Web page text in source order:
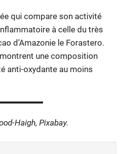
qui compare son activité
à celle du très
d’Amazonie le Forastero.
une composition
anti-oxydante au moins
Haigh, Pixabay.